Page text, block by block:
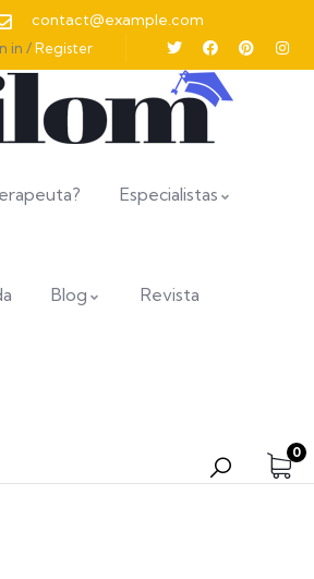
contact@example.com
in /Register
Especialistas
Blog Revista
0